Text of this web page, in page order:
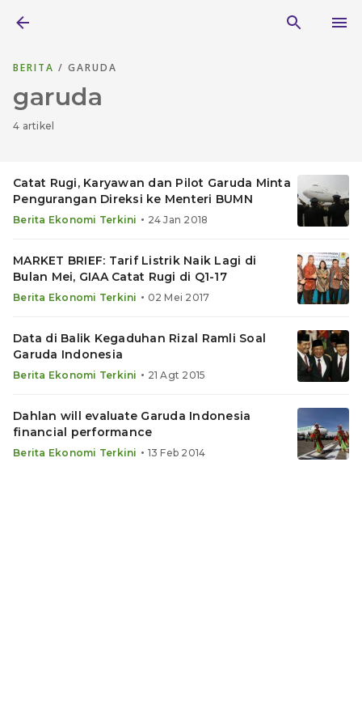
BERITA / GARUDA
garuda
4 artikel
Catat Rugi, Karyawan dan Pilot Garuda Minta
Pengurangan Direksi ke Menteri BUMN
Berita Ekonomi Terkini • 24 Jan 2018
MARKET BRIEF: Tarif Listrik Naik Lagi di
Bulan Mei, GIAA Catat Rugi di Q1-17
Berita Ekonomi Terkini • 02 Mei 2017
Data di Balik Kegaduhan Rizal Ramli Soal
Garuda Indonesia
Berita Ekonomi Terkini • 21 Agt 2015
Dahlan will evaluate Garuda Indonesia
financial performance
Berita Ekonomi Terkini • 13 Feb 2014